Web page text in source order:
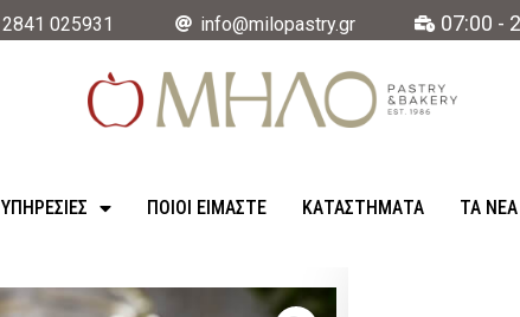
2841 025931 info@milopastry.gr 07:00 -
ΥΠΗΡΕΣΊΕΣ ΠΟΙΟΙ ΕΙΜΑΣΤΕ ΚΑΤΑΣΤΉΜΑΤΑ ΤΑ